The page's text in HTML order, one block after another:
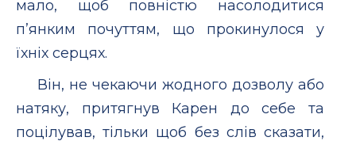
мало, щоб повністю насолодитися
п’янким почуттям, що прокинулося у
їхніх серцях.
Він, не чекаючи жодного дозволу або
натяку, притягнув Карен до себе та
поцілував, тільки щоб без слів сказати,